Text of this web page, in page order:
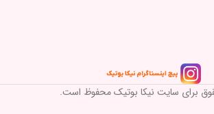
برای سایت نیکا بوتیک محفوظ است.